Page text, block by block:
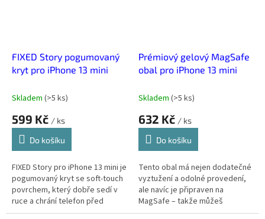
FIXED Story pogumovaný
kryt pro iPhone 13 mini
Skladem (>5 ks)
599 Kč / ks
Do košíku
FIXED Story pro iPhone 13 mini je
pogumovaný kryt se soft-touch
povrchem, který dobře sedí v
ruce a chrání telefon před
běžnými škrábanci i oděrkami.
Prémiový gelový MagSafe
obal pro iPhone 13 mini
Skladem (>5 ks)
632 Kč / ks
Do košíku
Tento obal má nejen dodatečné
vyztužení a odolné provedení,
ale navíc je připraven na
MagSafe – takže můžeš
používat veškeré MagSafe